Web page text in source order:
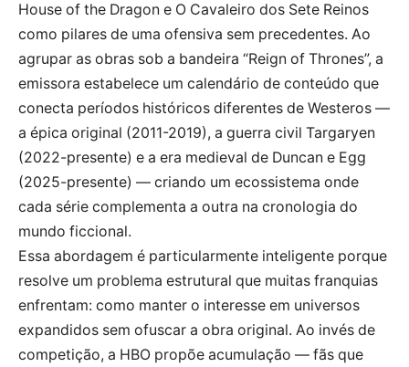
House of the Dragon e O Cavaleiro dos Sete Reinos
como pilares de uma ofensiva sem precedentes. Ao
agrupar as obras sob a bandeira “Reign of Thrones”, a
emissora estabelece um calendário de conteúdo que
conecta períodos históricos diferentes de Westeros —
a épica original (2011-2019), a guerra civil Targaryen
(2022-presente) e a era medieval de Duncan e Egg
(2025-presente) — criando um ecossistema onde
cada série complementa a outra na cronologia do
mundo ficcional.
Essa abordagem é particularmente inteligente porque
resolve um problema estrutural que muitas franquias
enfrentam: como manter o interesse em universos
expandidos sem ofuscar a obra original. Ao invés de
competição, a HBO propõe acumulação — fãs que